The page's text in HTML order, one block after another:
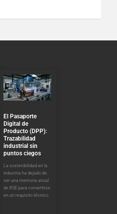
El Pasaporte
Digital de
Producto (DPP):
Trazabilidad
industrial sin
puntos ciegos
La sostenibilidad en la
industria ha dejado de
ser una memoria anual
de RSE para convertirse
en un requisito técnico